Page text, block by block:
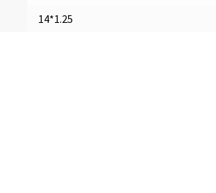
14*1.25